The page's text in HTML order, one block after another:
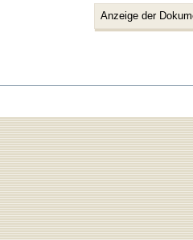
Anzeige der